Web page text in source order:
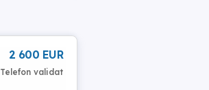
2 600 EUR
Telefon validat